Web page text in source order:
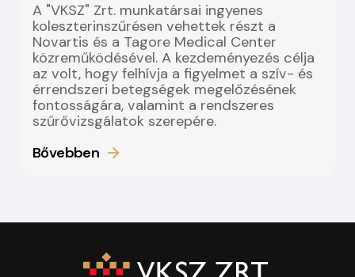
A "VKSZ" Zrt. munkatársai ingyenes
koleszterinszűrésen vehettek részt a
Novartis és a Tagore Medical Center
közreműködésével. A kezdeményezés célja
az volt, hogy felhívja a figyelmet a szív- és
érrendszeri betegségek megelőzésének
fontosságára, valamint a rendszeres
szűrővizsgálatok szerepére.
Bővebben